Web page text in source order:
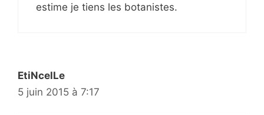
estime je tiens les botanistes.
EtiNcelLe
5 juin 2015 à 7:17